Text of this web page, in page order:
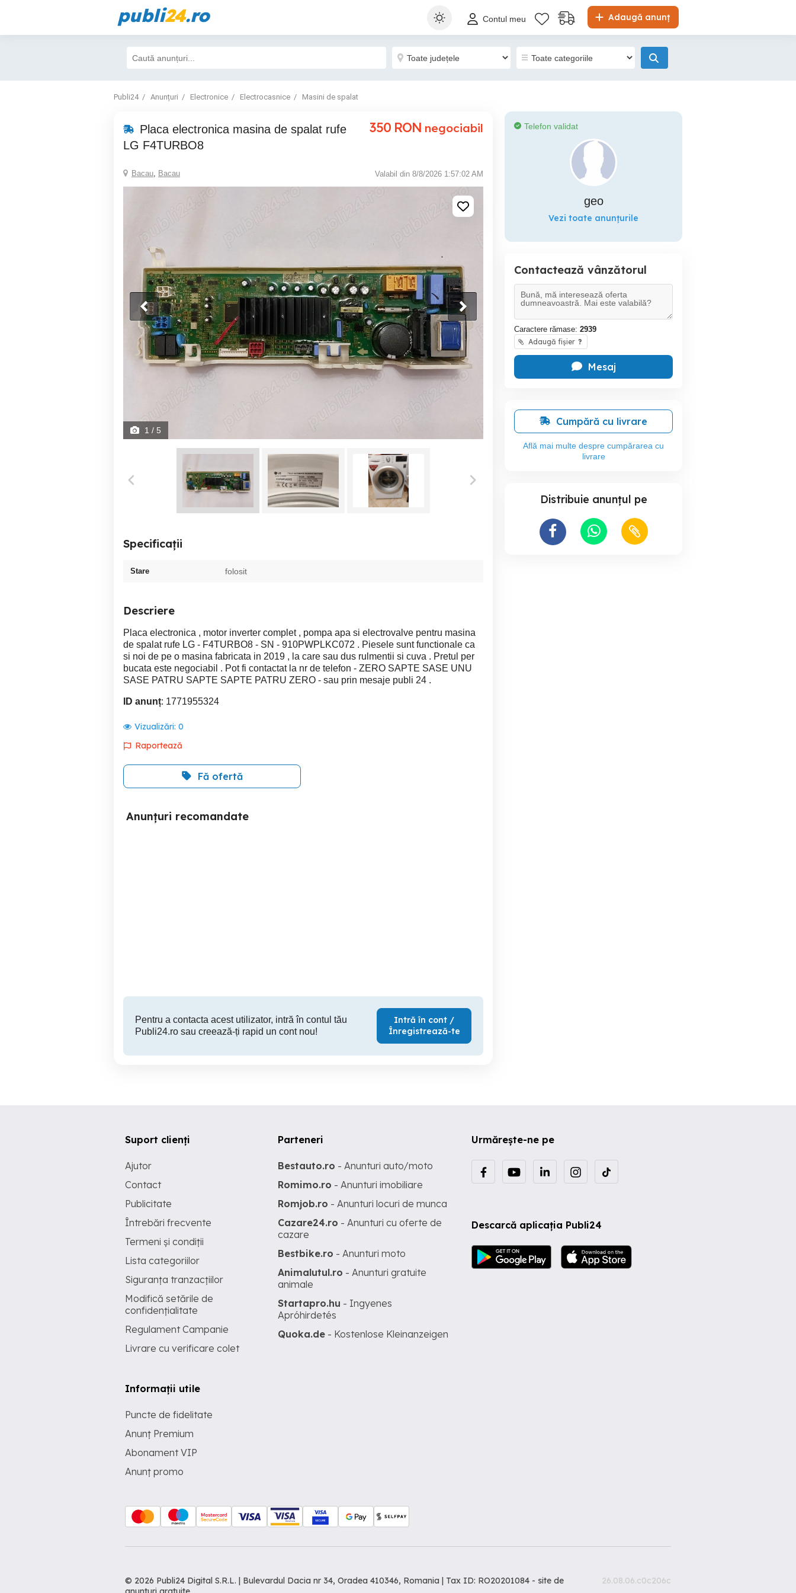
publi24.ro Adaugă anunț
Contul meu
Publi24 Anunțuri Electronice Electrocasnice Masini de spalat
Placa electronica masina de spalat rufe
LG F4TURBO8
350 RON negociabil
Bacau, Bacau Valabil din 8/8/2026 1:57:02 AM
1 / 5
Specificații
Stare folosit
Descriere
Placa electronica , motor inverter complet , pompa apa si electrovalve pentru masina
de spalat rufe LG - F4TURBO8 - SN - 910PWPLKC072 . Piesele sunt functionale ca
si noi de pe o masina fabricata in 2019 , la care sau dus rulmentii si cuva . Pretul per
bucata este negociabil . Pot fi contactat la nr de telefon - ZERO SAPTE SASE UNU
SASE PATRU SAPTE SAPTE PATRU ZERO - sau prin mesaje publi 24 .
ID anunț: 1771955324
Vizualizări: 0
Raportează
Fă ofertă
Anunțuri recomandate
Pentru a contacta acest utilizator, intră în contul tău
Publi24.ro sau creează-ți rapid un cont nou!
Intră în cont /
Înregistrează-te
Telefon validat
geo
Vezi toate anunțurile
Contactează vânzătorul
Caractere rămase: 2939
Adaugă fișier ?
Mesaj
Cumpără cu livrare
Află mai multe despre cumpărarea cu
livrare
Distribuie anunțul pe
Urmărește-ne pe
Descarcă aplicația Publi24
Suport clienți
Ajutor
Contact
Publicitate
Întrebări frecvente
Termeni și condiții
Lista categoriilor
Siguranța tranzacțiilor
Modifică setările de
confidențialitate
Regulament Campanie
Livrare cu verificare colet
Informații utile
Puncte de fidelitate
Anunț Premium
Abonament VIP
Anunț promo
Parteneri
Bestauto.ro - Anunturi auto/moto
Romimo.ro - Anunturi imobiliare
Romjob.ro - Anunturi locuri de munca
Cazare24.ro - Anunturi cu oferte de
cazare
Bestbike.ro - Anunturi moto
Animalutul.ro - Anunturi gratuite
animale
Startapro.hu - Ingyenes
Apróhirdetés
Quoka.de - Kostenlose Kleinanzeigen
© 2026 Publi24 Digital S.R.L. | Bulevardul Dacia nr 34, Oradea 410346, Romania | Tax ID: RO20201084 - site de
26.08.06.c0c206c